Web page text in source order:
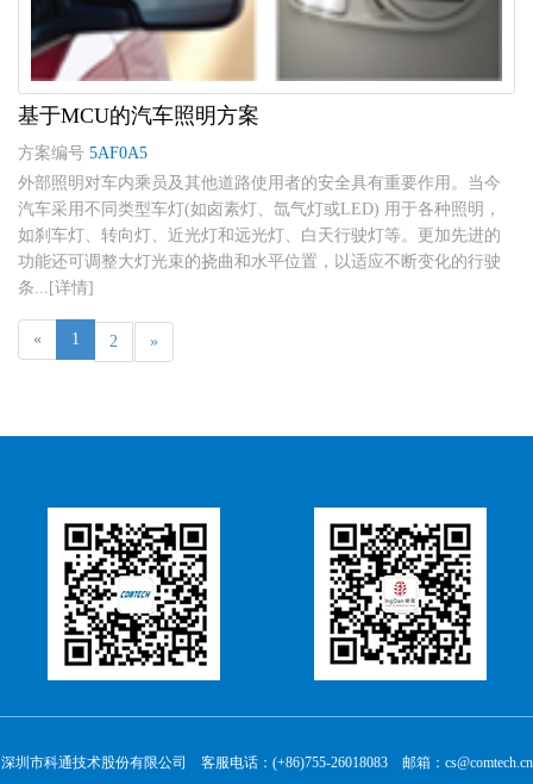
基于MCU的汽车照明方案
方案编号 5AF0A5
外部照明对车内乘员及其他道路使用者的安全具有重要作用。当今
汽车采用不同类型车灯(如卤素灯、氙气灯或LED) 用于各种照明，
如刹车灯、转向灯、近光灯和远光灯、白天行驶灯等。更加先进的
功能还可调整大灯光束的挠曲和水平位置，以适应不断变化的行驶
条...[详情]
« 1 2 »
深圳市科通技术股份有限公司 客服电话：(+86)755-26018083 邮箱：cs@comtech.cn